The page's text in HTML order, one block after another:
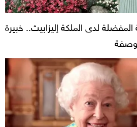
لدى الملكة إليزابيث.. خبيرة